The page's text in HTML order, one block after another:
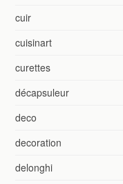
cuir
cuisinart
curettes
décapsuleur
deco
decoration
delonghi